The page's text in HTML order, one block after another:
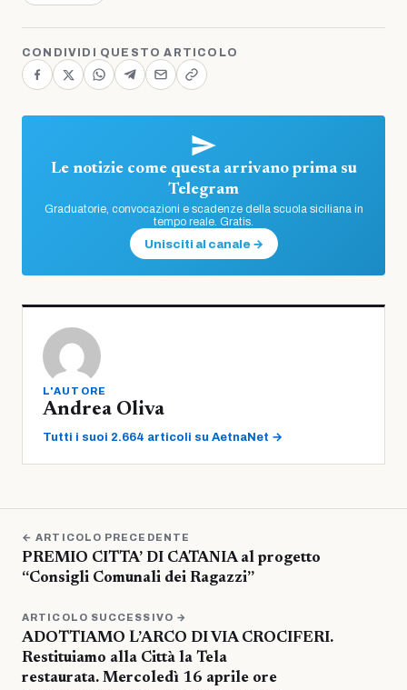
CONDIVIDI QUESTO ARTICOLO
Le notizie come questa arrivano prima su
Telegram
Graduatorie, convocazioni e scadenze della scuola siciliana in
tempo reale. Gratis.
Unisciti al canale →
L'AUTORE
Andrea Oliva
Tutti i suoi 2.664 articoli su AetnaNet →
← ARTICOLO PRECEDENTE
PREMIO CITTA’ DI CATANIA al progetto
“Consigli Comunali dei Ragazzi”
ARTICOLO SUCCESSIVO →
ADOTTIAMO L’ARCO DI VIA CROCIFERI.
Restituiamo alla Città la Tela
restaurata. Mercoledì 16 aprile ore